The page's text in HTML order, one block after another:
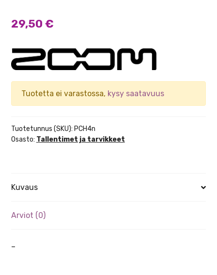
29,50 €
Tuotetta ei varastossa, kysy saatavuus
Tuotetunnus (SKU): PCH4n
Osasto: Tallentimet ja tarvikkeet
Kuvaus
Arviot (0)
–